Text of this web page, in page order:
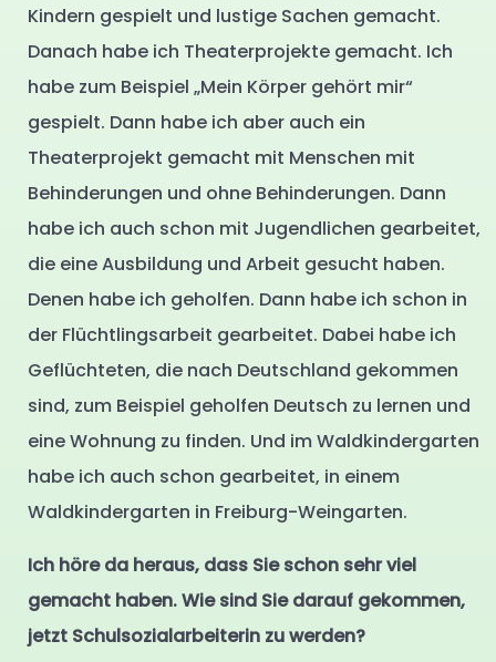
Kindern gespielt und lustige Sachen gemacht.
Danach habe ich Theaterprojekte gemacht. Ich
habe zum Beispiel „Mein Körper gehört mir“
gespielt. Dann habe ich aber auch ein
Theaterprojekt gemacht mit Menschen mit
Behinderungen und ohne Behinderungen. Dann
habe ich auch schon mit Jugendlichen gearbeitet,
die eine Ausbildung und Arbeit gesucht haben.
Denen habe ich geholfen. Dann habe ich schon in
der Flüchtlingsarbeit gearbeitet. Dabei habe ich
Geflüchteten, die nach Deutschland gekommen
sind, zum Beispiel geholfen Deutsch zu lernen und
eine Wohnung zu finden. Und im Waldkindergarten
habe ich auch schon gearbeitet, in einem
Waldkindergarten in Freiburg-Weingarten.
Ich höre da heraus, dass Sie schon sehr viel
gemacht haben. Wie sind Sie darauf gekommen,
jetzt Schulsozialarbeiterin zu werden?